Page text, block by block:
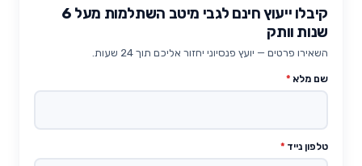
קיבלו ייעוץ חינם לגבי מיטב השתלמות מעל 6
שנות וותק
השאירו פרטים — יועץ פנסיוני יחזור אליכם תוך 24 שעות.
שם מלא *
טלפון נייד *